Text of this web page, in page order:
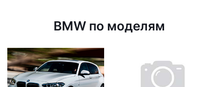
BMW по моделям